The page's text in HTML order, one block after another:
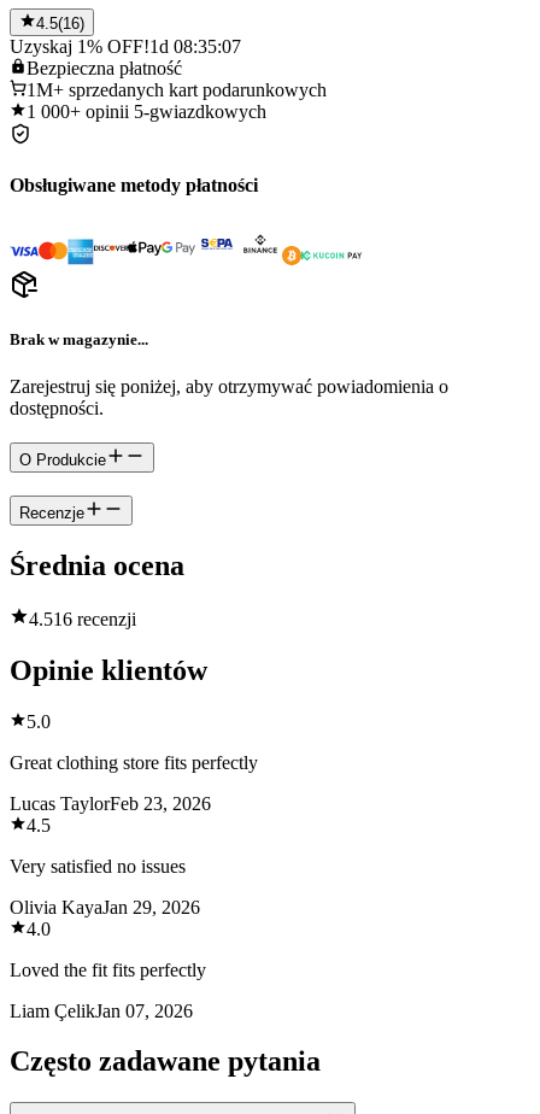
4.5(16)
Uzyskaj 1% OFF!1d 08:35:07
Bezpieczna płatność
1M+ sprzedanych kart podarunkowych
1 000+ opinii 5-gwiazdkowych
Obsługiwane metody płatności
Brak w magazynie...
Zarejestruj się poniżej, aby otrzymywać powiadomienia o
dostępności.
O Produkcie
Recenzje
Średnia ocena
4.516 recenzji
Opinie klientów
5.0
Great clothing store fits perfectly
Lucas TaylorFeb 23, 2026
4.5
Very satisfied no issues
Olivia KayaJan 29, 2026
4.0
Loved the fit fits perfectly
Liam ÇelikJan 07, 2026
Często zadawane pytania